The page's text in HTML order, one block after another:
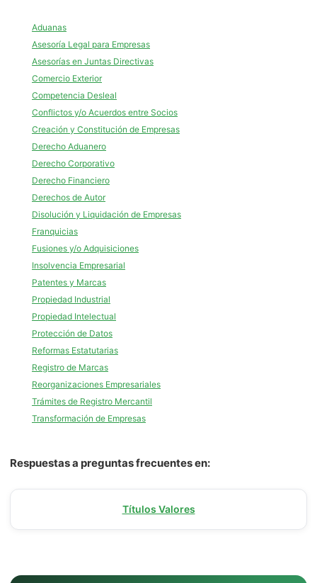
Aduanas
Asesoría Legal para Empresas
Asesorías en Juntas Directivas
Comercio Exterior
Competencia Desleal
Conflictos y/o Acuerdos entre Socios
Creación y Constitución de Empresas
Derecho Aduanero
Derecho Corporativo
Derecho Financiero
Derechos de Autor
Disolución y Liquidación de Empresas
Franquicias
Fusiones y/o Adquisiciones
Insolvencia Empresarial
Patentes y Marcas
Propiedad Industrial
Propiedad Intelectual
Protección de Datos
Reformas Estatutarias
Registro de Marcas
Reorganizaciones Empresariales
Trámites de Registro Mercantil
Transformación de Empresas
Respuestas a preguntas frecuentes en:
Títulos Valores